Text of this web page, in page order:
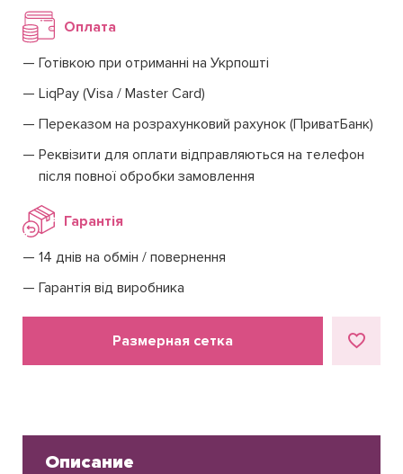
Оплата
Готівкою при отриманні на Укрпошті
LiqPay (Visa / Master Card)
Переказом на розрахунковий рахунок (ПриватБанк)
Реквізити для оплати відправляються на телефон
після повної обробки замовлення
Гарантія
14 днів на обмін / повернення
Гарантія від виробника
Размерная сетка
Описание